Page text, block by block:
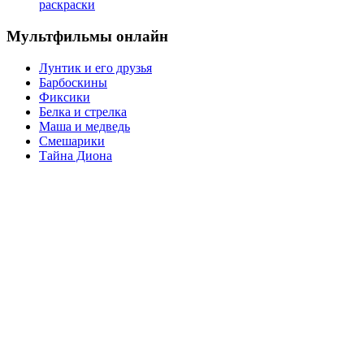
раскраски
Мультфильмы онлайн
Лунтик и его друзья
Барбоскины
Фиксики
Белка и стрелка
Маша и медведь
Смешарики
Тайна Диона